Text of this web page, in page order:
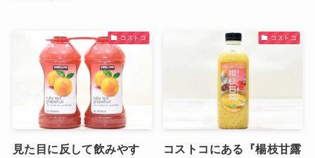
コストコ
見た目に反して飲みやす
コストコ
コストコにある『楊枝甘露